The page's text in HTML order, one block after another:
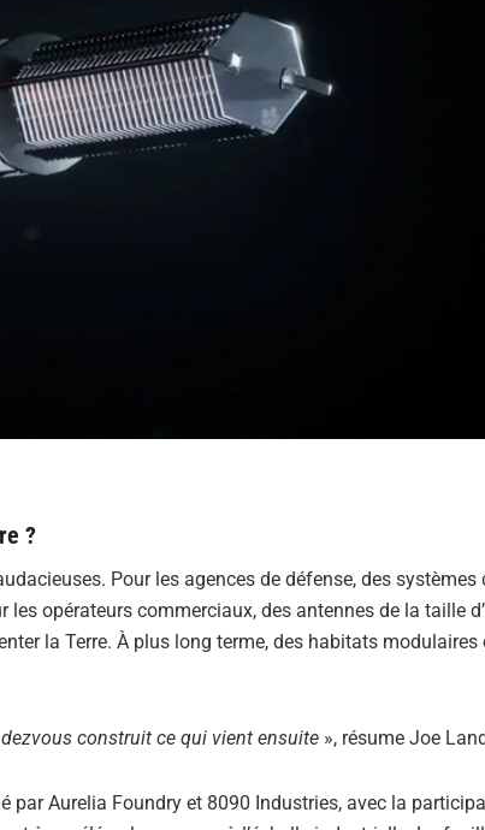
?
Pour les agences de défense, des systèmes
opérateurs commerciaux, des antennes de la taille
la Terre. À plus long terme, des habitats modulaires
construit ce qui vient ensuite », résume Joe
Aurelia Foundry et 8090 Industries, avec la